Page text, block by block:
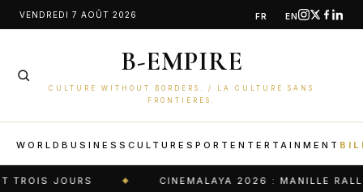
AllerVENDREDI 7 AOÛT 2026 FR EN
B-EMPIRE
CULTURE WITHOUT BORDERS. / LA CULTURE SANS
FRONTIÈRES.
WORLD BUSINESS CULTURE SPORT ENTERTAINMENT
JOURS CINEMALAYA 2026 : MANILLE